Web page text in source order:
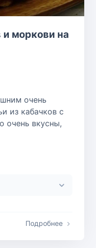
и моркови на
очень
из кабачков с
очень вкусны,
Подробнее